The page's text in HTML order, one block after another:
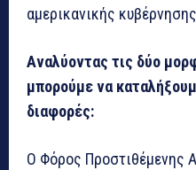
αμερικανικής
Αναλύοντας τις δύο
μπορούμε να
διαφορές:
Ο Φόρος Προστιθέμενης